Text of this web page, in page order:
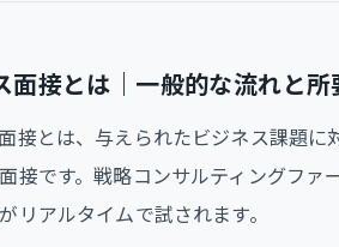
面接とは｜一般的な流れと所
接とは、与えられたビジネス課題
接です。戦略コンサルティングフ
リアルタイムで試されます。